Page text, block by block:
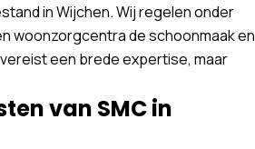
in Wijchen. Wij regelen onder
woonzorgcentra de schoonmaak en
een brede expertise, maar
van SMC in